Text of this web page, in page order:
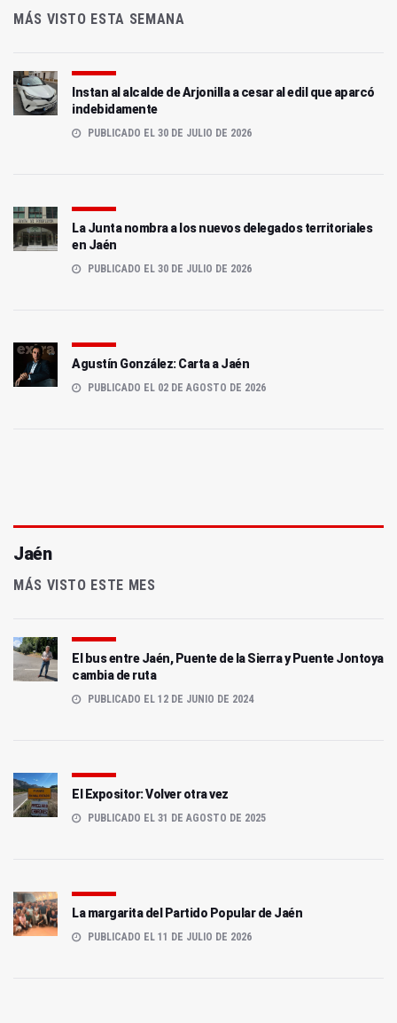
MÁS VISTO ESTA SEMANA
Instan al alcalde de Arjonilla a cesar al edil que aparcó
indebidamente
PUBLICADO EL 30 DE JULIO DE 2026
La Junta nombra a los nuevos delegados territoriales
en Jaén
PUBLICADO EL 30 DE JULIO DE 2026
Agustín González: Carta a Jaén
PUBLICADO EL 02 DE AGOSTO DE 2026
Jaén
MÁS VISTO ESTE MES
El bus entre Jaén, Puente de la Sierra y Puente Jontoya
cambia de ruta
PUBLICADO EL 12 DE JUNIO DE 2024
El Expositor: Volver otra vez
PUBLICADO EL 31 DE AGOSTO DE 2025
La margarita del Partido Popular de Jaén
PUBLICADO EL 11 DE JULIO DE 2026